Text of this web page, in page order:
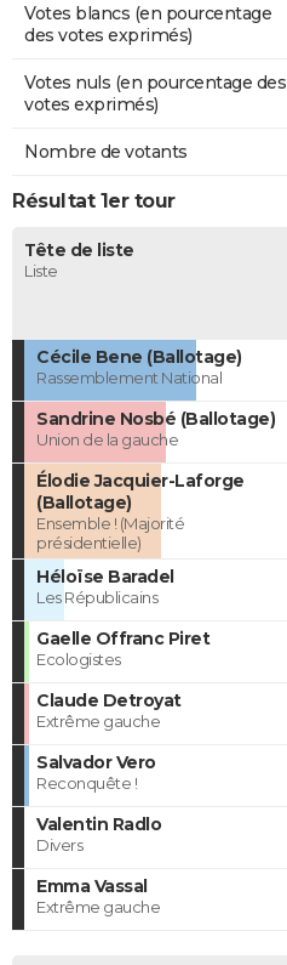
Votes blancs (en pourcentage
des votes exprimés)
Votes nuls (en pourcentage des
votes exprimés)
Nombre de votants
Résultat 1er tour
Tête de liste
Liste
Cécile Bene (Ballotage)
Rassemblement National
Sandrine Nosbé (Ballotage)
Union de la gauche
Élodie Jacquier-Laforge
(Ballotage)
Ensemble ! (Majorité
présidentielle)
Héloïse Baradel
Les Républicains
Gaelle Offranc Piret
Ecologistes
Claude Detroyat
Extrême gauche
Salvador Vero
Reconquête !
Valentin Radlo
Divers
Emma Vassal
Extrême gauche